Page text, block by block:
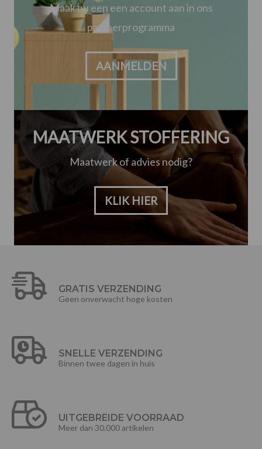
Maak nu een een account aan in ons
partnerprogramma
AANMELDEN
MAATWERK STOFFERING
Maatwerk of advies nodig?
KLIK HIER
GRATIS VERZENDING
Geen onverwacht hoge kosten
SNELLE VERZENDING
Binnen twee dagen in huis
UITGEBREIDE VOORRAAD
Meer dan 30.000 artikelen